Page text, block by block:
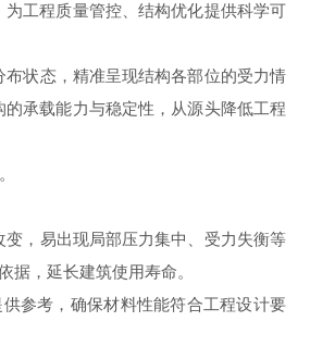
工程质量管控、结构优化提供科学可
状态，精准呈现结构各部位的受力情
承载能力与稳定性，从源头降低工程
，易出现局部压力集中、受力失衡等
，延长建筑使用寿命。
参考，确保材料性能符合工程设计要